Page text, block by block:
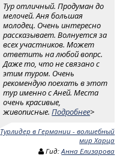
Тур отличный. Продуман до
мелочей. Аня большая
молодец. Очень интересно
рассказывает. Волнуется за
всех участников. Может
ответить на любой вопрс.
Даже то, что не связано с
этим туром. Очень
рекомендую поехать в этот
тур именно с Аней. Места
очень красивые,
живописные.Подробнее>
Турлидер в Германии - волшебный
мир Харца
Гид:Анна Елизарова